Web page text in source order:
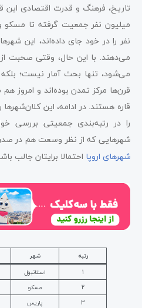
میلیون نفر جمعیت گرفته تا
نفر را در خود جای داده‌اند، این
می‌دهند. با این حال، وقتی صحبت از
می‌شود، تنها بحث آمار نیست؛
قرن‌ها مرکز تمدن بوده‌اند و امروز
قاره هستند. در ادامه، این
را در رتبه‌بندی جمعیتی بررسی
شهرهایی که از نظر وسعت هم در صدر
شهرهای اروپا احتمالا برایتان جالب
رتبه شهر
1
استانبول
2
مسکو
3
پاریس